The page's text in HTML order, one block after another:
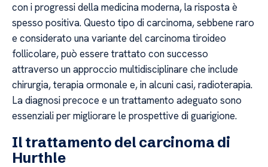
con i progressi della medicina moderna, la risposta è
spesso positiva. Questo tipo di carcinoma, sebbene raro
e considerato una variante del carcinoma tiroideo
follicolare, può essere trattato con successo
attraverso un approccio multidisciplinare che include
chirurgia, terapia ormonale e, in alcuni casi, radioterapia.
La diagnosi precoce e un trattamento adeguato sono
essenziali per migliorare le prospettive di guarigione.
Il trattamento del carcinoma di
Hurthle